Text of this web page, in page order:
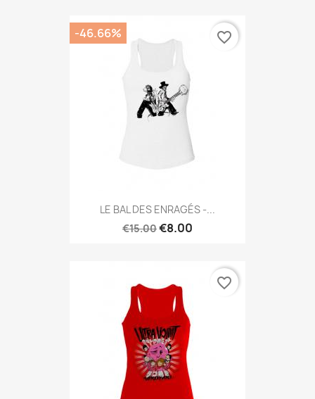
LE BAL DES ENRAGÉS -...
€15.00€8.00
-46.66% favorite_border
favorite_border